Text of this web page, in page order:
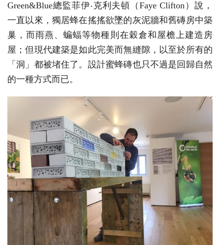
Green&Blue總監菲伊‧克利夫頓（Faye Clifton）說，
一直以來，獨居蜂在搖搖欲墜的灰泥牆和舊磚房中築
巢，而雨燕、蝙蝠等物種則在穀倉和屋檐上建造房
屋；但現代建築是如此完美而無縫隙，以至於所有的
「洞」都被堵住了。設計蜜蜂磚也只不過是回歸自然
的一種方式而已。